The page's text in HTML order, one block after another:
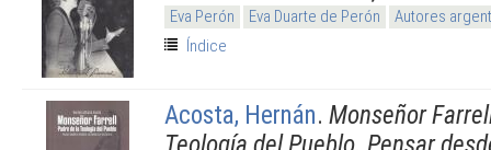
Eva Perón Eva Duarte de Perón
Autores
Índice
Acosta, Hernán. Monseñor